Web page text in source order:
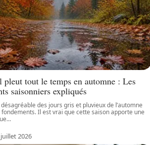
pleut tout le temps en automne : Les
saisonniers expliqués
des jours gris et pluvieux de l’automne
fondements. Il est vrai que cette saison apporte une
…
2026